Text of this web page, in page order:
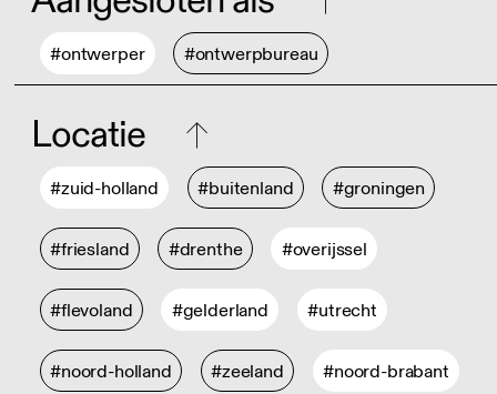
#ontwerper #ontwerpbureau
Locatie
#zuid-holland #buitenland #groningen
#friesland #drenthe #overijssel
#flevoland #gelderland #utrecht
#noord-holland #zeeland #noord-brabant